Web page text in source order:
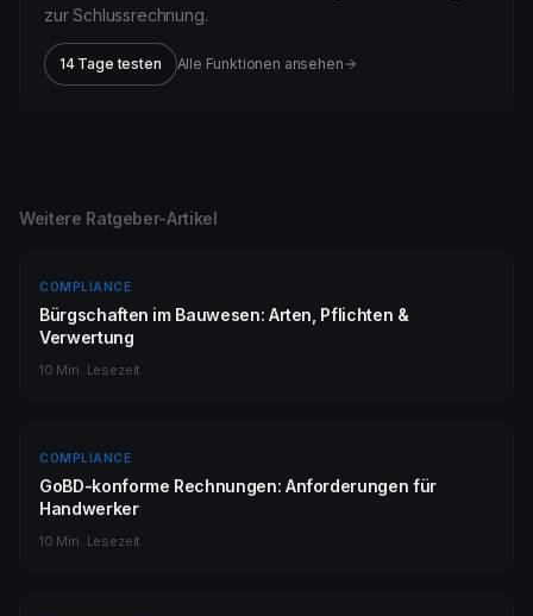
zur Schlussrechnung.
14 Tage testen Alle Funktionen ansehen
Weitere Ratgeber-Artikel
COMPLIANCE
Bürgschaften im Bauwesen: Arten, Pflichten &
Verwertung
10 Min. Lesezeit
COMPLIANCE
GoBD-konforme Rechnungen: Anforderungen für
Handwerker
10 Min. Lesezeit